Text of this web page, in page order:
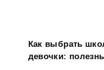
Как выбрать
девочки: